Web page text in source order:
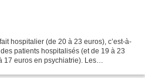
hospitalier (de 20 à 23 euros), c’est-à-
patients hospitalisés (et de 19 à 23
17 euros en psychiatrie). Les